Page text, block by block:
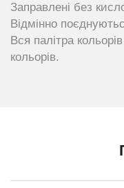
Заправлені без
Відмінно
Вся палітра
кольорів.